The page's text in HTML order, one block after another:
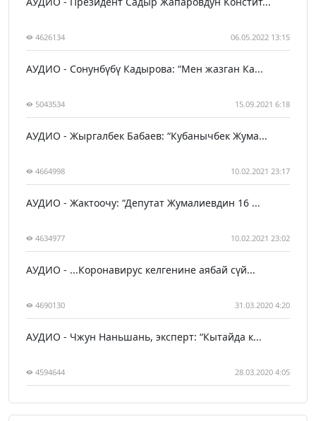
4626134 06.05.2022 13:15
АУДИО - Сонунбүбү Кадырова: “Мен жазган Ка...
5043534 15.09.2021 6:18
АУДИО - Жыргалбек Бабаев: “Кубанычбек Жума...
4664998 10.02.2021 23:17
АУДИО - Жактоочу: “Депутат Жумалиевдин 16 ...
4634977 10.02.2021 23:02
АУДИО - ...Коронавирус келгенине аябай сүй...
4690130 31.03.2020 4:20
АУДИО - Чжун Наньшань, эксперт: “Кытайда к...
4594644 28.03.2020 4:05